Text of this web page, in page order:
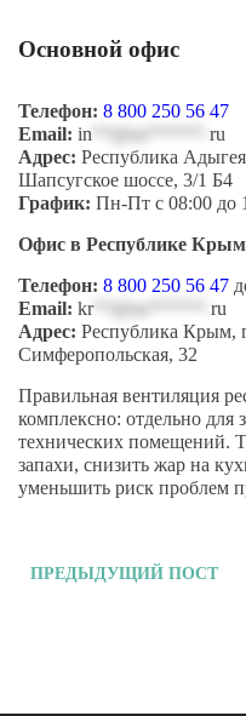
Основной офис
Телефон: 8 800 250 56 47
Email: in **@ns******. ru
Адрес: Республика
Шапсугское шоссе, 3/1 Б4
График: Пн-Пт с 08:00 до
Офис в Республике Крым
Телефон: 8 800 250 56 47
Email: kr**@ns******. ru
Адрес: Республика Крым,
Симферопольская, 32
Правильная вентиляция
комплексно: отдельно для
технических помещений.
запахи, снизить жар на
уменьшить риск проблем
ПРЕДЫДУЩИЙ ПОСТ